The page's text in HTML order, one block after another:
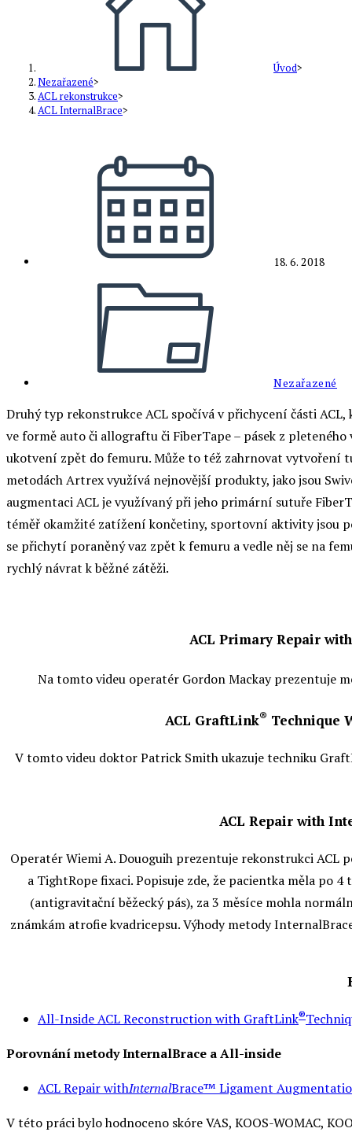
Úvod>
Nezařazené>
ACL rekonstrukce>
ACL InternalBrace>
18. 6. 2018
Nezařazené
Druhý typ rekonstrukce ACL spočívá v přichycení části
ve formě auto či allograftu či FiberTape – pásek z
ukotvení zpět do femuru. Může to též zahrnovat vytvoření
metodách Artrex využívá nejnovější produkty, jako jsou
augmentaci ACL je využívaný při jeho primární sutuře
téměř okamžité zatížení končetiny, sportovní aktivity jsou
se přichytí poraněný vaz zpět k femuru a vedle něj se na
rychlý návrat k běžné zátěži.
ACL Primary Repair
Na tomto videu operatér Gordon Mackay prezentuje
ACL GraftLink® Technique
V tomto videu doktor Patrick Smith ukazuje techniku
ACL Repair with
Operatér Wiemi A. Douoguih prezentuje rekonstrukci
a TightRope fixaci. Popisuje zde, že pacientka měla po
(antigravitační běžecký pás), za 3 měsíce mohla
známkám atrofie kvadricepsu. Výhody metody
All-Inside ACL Reconstruction with GraftLink®
Porovnání metody InternalBrace a All-inside
ACL Repair withInternalBrace™ Ligament
V této práci bylo hodnoceno skóre VAS, KOOS-WOMAC,